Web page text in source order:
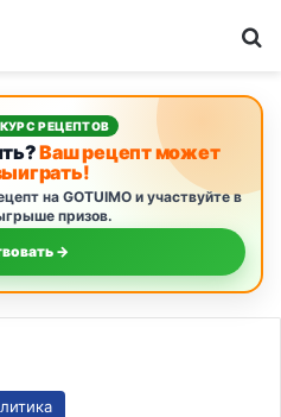
РЕЦЕПТОВ
Ваш рецепт может
на GOTUIMO и участвуйте в
призов.
→